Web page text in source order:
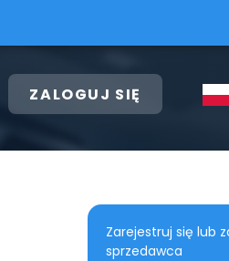
ZALOGUJ SIĘ
Zarejestruj się lub
sprzedawca